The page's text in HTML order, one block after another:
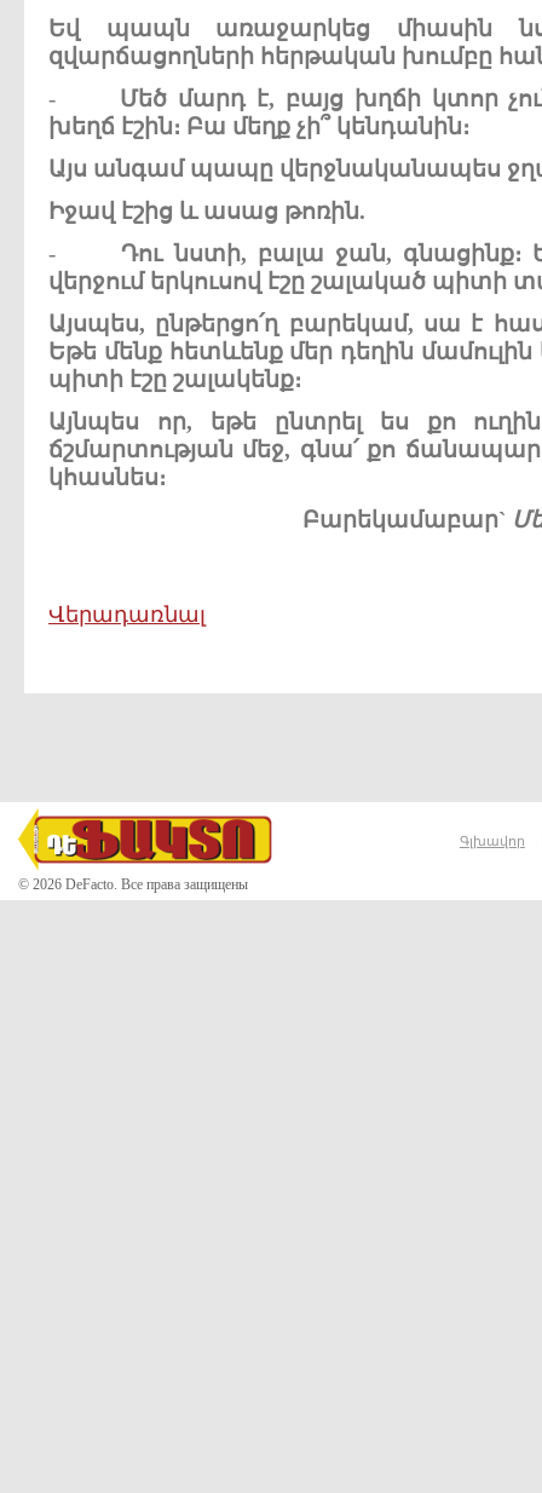
Եվ
պապն առաջարկեց միասին
զվարճացողների հերթական խումբը
- Մեծ մարդ է, բայց խղճի կտոր
խեղճ էշին։ Բա մեղք չի՞ կենդանին։
Այս անգամ պապը վերջնականապես
Իջավ էշից և ասաց թոռին.
- Դու նստի, բալա ջան, գնացինք։
վերջում երկուսով էշը շալակած պիտի
Այսպես, ընթերցո՛ղ բարեկամ, սա է
Եթե մենք հետևենք մեր դեղին մամուլին
պիտի էշը շալակենք։
Այնպես
որ, եթե ընտրել ես քո
ուղին
ճշմարտության մեջ, գնա՛ քո
կհասնես։
Բարեկամաբար`
Վերադառնալ
© 2026 DeFacto. Все права защищены
Գլխավոր